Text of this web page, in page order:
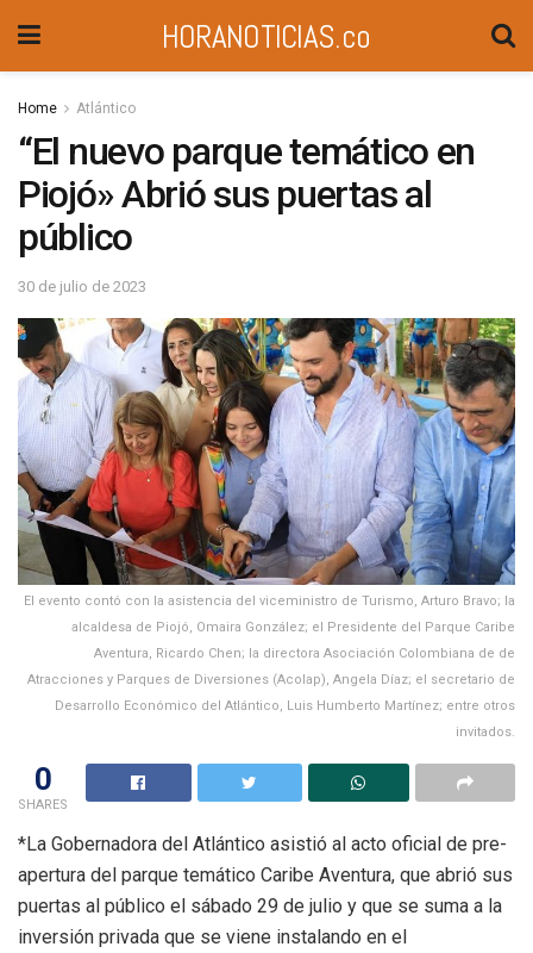
HORANOTICIAS.co
Home Atlántico
“El nuevo parque temático en
Piojó» Abrió sus puertas al
público
30 de julio de 2023
El evento contó con la asistencia del viceministro de Turismo, Arturo Bravo; la
alcaldesa de Piojó, Omaira González; el Presidente del Parque Caribe
Aventura, Ricardo Chen; la directora Asociación Colombiana de de
Atracciones y Parques de Diversiones (Acolap), Angela Díaz; el secretario de
Desarrollo Económico del Atlántico, Luis Humberto Martínez; entre otros
invitados.
0
SHARES
*La Gobernadora del Atlántico asistió al acto oficial de pre-
apertura del parque temático Caribe Aventura, que abrió sus
puertas al público el sábado 29 de julio y que se suma a la
inversión privada que se viene instalando en el